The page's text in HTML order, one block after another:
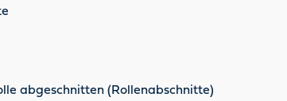
abgeschnitten (Rollenabschnitte)